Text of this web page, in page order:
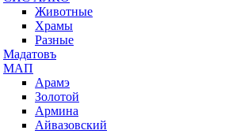
Животные
Храмы
Разные
Мадатовъ
МАП
Арамэ
Золотой
Армина
Айвазовский